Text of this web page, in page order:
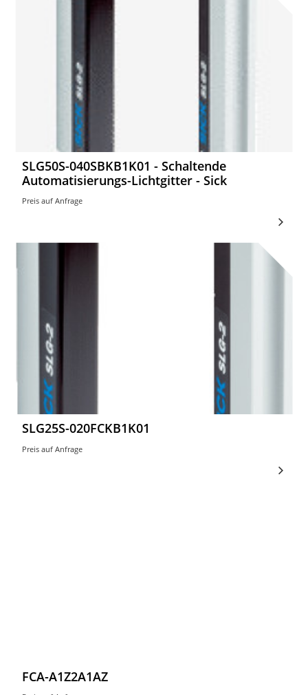
SLG50S-040SBKB1K01 - Schaltende
Automatisierungs-Lichtgitter - Sick
Preis auf Anfrage
SLG25S-020FCKB1K01
Preis auf Anfrage
FCA-A1Z2A1AZ